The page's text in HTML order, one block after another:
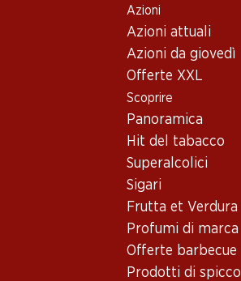
Azioni
Azioni attuali
Azioni da giovedì
Offerte XXL
Scoprire
Panoramica
Hit del tabacco
Superalcolici
Sigari
Frutta et Verdura
Profumi di marca
Offerte barbecue
Prodotti di spicco
Vino/champagne
varie regioni
La Vie en Bio Rosé Vin de France